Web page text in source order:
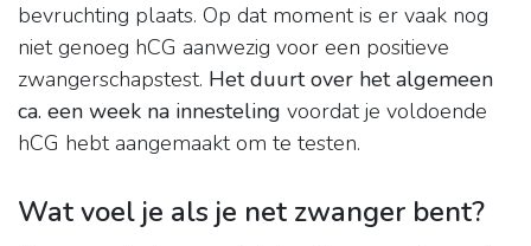
bevruchting plaats. Op dat moment is er vaak nog
niet genoeg hCG aanwezig voor een positieve
zwangerschapstest. Het duurt over het algemeen
ca. een week na innesteling voordat je voldoende
hCG hebt aangemaakt om te testen.
Wat voel je als je net zwanger bent?